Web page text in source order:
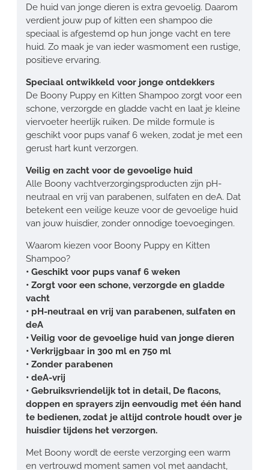
De huid van jonge dieren is extra gevoelig. Daarom
verdient jouw pup of kitten een shampoo die
speciaal is afgestemd op hun jonge vacht en tere
huid. Zo maak je van ieder wasmoment een rustige,
positieve ervaring.
Speciaal ontwikkeld voor jonge ontdekkers
De Boony Puppy en Kitten Shampoo zorgt voor een
schone, verzorgde en gladde vacht en laat je kleine
viervoeter heerlijk ruiken. De milde formule is
geschikt voor pups vanaf 6 weken, zodat je met een
gerust hart kunt verzorgen.
Veilig en zacht voor de gevoelige huid
Alle Boony vachtverzorgingsproducten zijn pH-
neutraal en vrij van parabenen, sulfaten en deA. Dat
betekent een veilige keuze voor de gevoelige huid
van jouw huisdier, zonder onnodige toevoegingen.
Waarom kiezen voor Boony Puppy en Kitten
Shampoo?
• Geschikt voor pups vanaf 6 weken
• Zorgt voor een schone, verzorgde en gladde
vacht
• pH-neutraal en vrij van parabenen, sulfaten en
deA
• Veilig voor de gevoelige huid van jonge dieren
• Verkrijgbaar in 300 ml en 750 ml
• Zonder parabenen
• deA-vrij
• Gebruiksvriendelijk tot in detail, De flacons,
doppen en sprayers zijn eenvoudig met één hand
te bedienen, zodat je altijd controle houdt over je
huisdier tijdens het verzorgen.
Met Boony wordt de eerste verzorging een warm
en vertrouwd moment samen vol met aandacht,